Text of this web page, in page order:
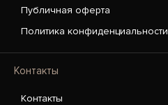
Публичная оферта
Политика конфиденциальности
Контакты
Контакты